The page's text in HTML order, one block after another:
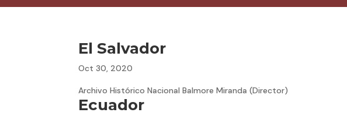
El Salvador
Oct 30, 2020
Archivo Histórico Nacional Balmore Miranda (Director)
Ecuador